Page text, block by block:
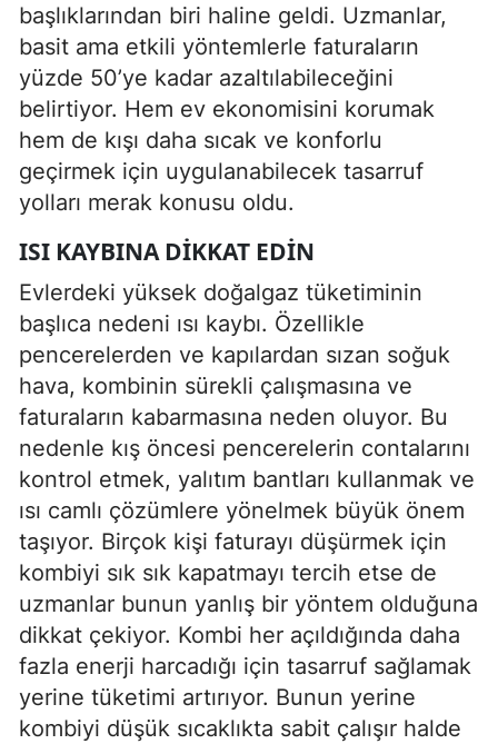
başlıklarından biri haline geldi. Uzmanlar,
basit ama etkili yöntemlerle faturaların
yüzde 50’ye kadar azaltılabileceğini
belirtiyor. Hem ev ekonomisini korumak
hem de kışı daha sıcak ve konforlu
geçirmek için uygulanabilecek tasarruf
yolları merak konusu oldu.
ISI KAYBINA DIKKAT EDIN
Evlerdeki yüksek doğalgaz tüketiminin
başlıca nedeni ısı kaybı. Özellikle
pencerelerden ve kapılardan sızan soğuk
hava, kombinin sürekli çalışmasına ve
faturaların kabarmasına neden oluyor. Bu
nedenle kış öncesi pencerelerin contalarını
kontrol etmek, yalıtım bantları kullanmak ve
ısı camlı çözümlere yönelmek büyük önem
taşıyor. Birçok kişi faturayı düşürmek için
kombiyi sık sık kapatmayı tercih etse de
uzmanlar bunun yanlış bir yöntem olduğuna
dikkat çekiyor. Kombi her açıldığında daha
fazla enerji harcadığı için tasarruf sağlamak
yerine tüketimi artırıyor. Bunun yerine
kombiyi düşük sıcaklıkta sabit çalışır halde